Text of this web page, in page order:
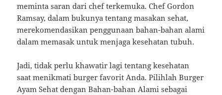
meminta saran dari chef terkemuka. Chef Gordon
Ramsay, dalam bukunya tentang masakan sehat,
merekomendasikan penggunaan bahan-bahan alami
dalam memasak untuk menjaga kesehatan tubuh.
Jadi, tidak perlu khawatir lagi tentang kesehatan
saat menikmati burger favorit Anda. Pilihlah Burger
Ayam Sehat dengan Bahan-bahan Alami sebagai